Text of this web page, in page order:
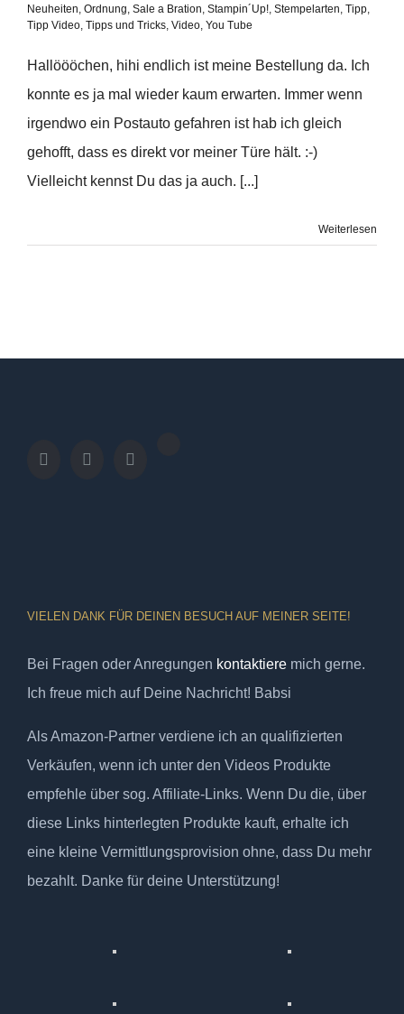
Neuheiten, Ordnung, Sale a Bration, Stampin´Up!, Stempelarten, Tipp,
Tipp Video, Tipps und Tricks, Video, You Tube
Hallöööchen, hihi endlich ist meine Bestellung da. Ich
konnte es ja mal wieder kaum erwarten. Immer wenn
irgendwo ein Postauto gefahren ist hab ich gleich
gehofft, dass es direkt vor meiner Türe hält. :-)
Vielleicht kennst Du das ja auch. [...]
Weiterlesen
VIELEN DANK FÜR DEINEN BESUCH AUF MEINER SEITE!
Bei Fragen oder Anregungen kontaktiere mich gerne.
Ich freue mich auf Deine Nachricht! Babsi
Als Amazon-Partner verdiene ich an qualifizierten
Verkäufen, wenn ich unter den Videos Produkte
empfehle über sog. Affiliate-Links. Wenn Du die, über
diese Links hinterlegten Produkte kauft, erhalte ich
eine kleine Vermittlungsprovision ohne, dass Du mehr
bezahlt. Danke für deine Unterstützung!